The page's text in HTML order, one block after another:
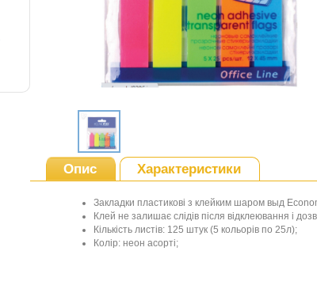
Опис Характеристики
Закладки пластикові з клейким шаром выд
Клей не залишає слідів після відклеювання і
Кількість листів: 125 штук (5 кольорів по 25л);
Колір: неон асорті;